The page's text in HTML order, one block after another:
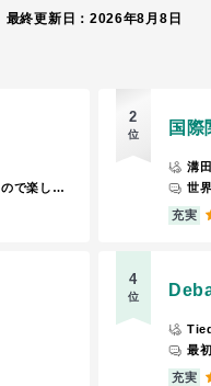
最終更新日：2026年8月8日
先生がとても明るくて、生徒との距離が近いので楽しく授業が受けられます。授業中は近くの席の人と話し合いながら問題に取り組むことができます。
2
位 国際
溝
世
充実
4
位
充実